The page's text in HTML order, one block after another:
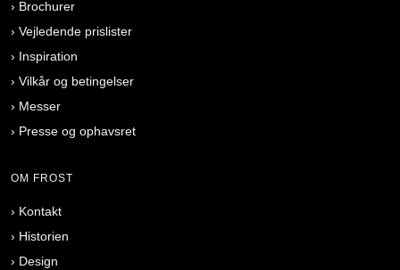
› Brochurer
› Vejledende prislister
› Inspiration
› Vilkår og betingelser
› Messer
› Presse og ophavsret
OM FROST
› Kontakt
› Historien
› Design